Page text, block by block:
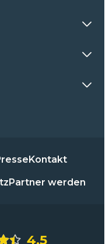
Kontakt
Partner werden
4,5